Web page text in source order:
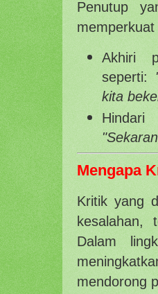
Penutup
memperkuat
Akhiri
seperti:
kita
Mengapa
Kritik yang
kesalahan,
Dalam
mendorong